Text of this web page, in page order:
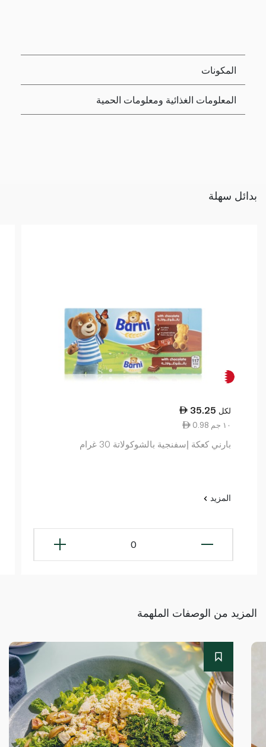
المكونات
المعلومات الغذائية ومعلومات الحمية
بدائل سهلة
35.25 لكل
0.98 ١٠ جم
بارني كعكة إسفنجية بالشوكولاتة 30 غرام
المزيد
0
المزيد من الوصفات الملهمة